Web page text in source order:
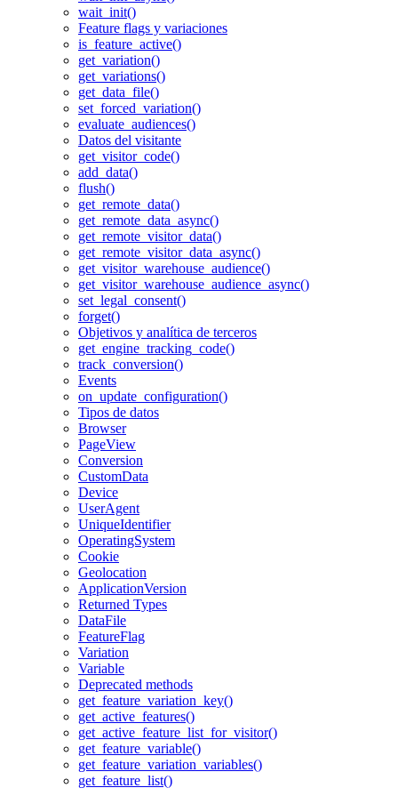
wait_init()
Feature flags y variaciones
is_feature_active()
get_variation()
get_variations()
get_data_file()
set_forced_variation()
evaluate_audiences()
Datos del visitante
get_visitor_code()
add_data()
flush()
get_remote_data()
get_remote_data_async()
get_remote_visitor_data()
get_remote_visitor_data_async()
get_visitor_warehouse_audience()
get_visitor_warehouse_audience_async()
set_legal_consent()
forget()
Objetivos y analítica de terceros
get_engine_tracking_code()
track_conversion()
Events
on_update_configuration()
Tipos de datos
Browser
PageView
Conversion
CustomData
Device
UserAgent
UniqueIdentifier
OperatingSystem
Cookie
Geolocation
ApplicationVersion
Returned Types
DataFile
FeatureFlag
Variation
Variable
Deprecated methods
get_feature_variation_key()
get_active_features()
get_active_feature_list_for_visitor()
get_feature_variable()
get_feature_variation_variables()
get_feature_list()